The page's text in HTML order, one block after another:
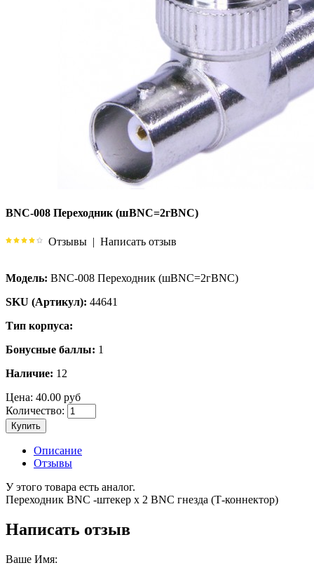
BNC-008 Переходник (шBNC=2гBNC)
Отзывы | Написать отзыв
Модель: BNC-008 Переходник (шBNC=2гBNC)
SKU (Артикул): 44641
Тип корпуса:
Бонусные баллы: 1
Наличие: 12
Цена: 40.00 руб
Количество:
Купить
Описание
Отзывы
У этого товара есть аналог.
Переходник BNC -штекер x 2 BNC гнезда (Т-коннектор)
Написать отзыв
Ваше Имя: